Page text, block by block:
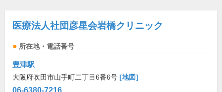
医療法人社団彦星会岩橋クリニック
所在地・電話番号
豊津駅
大阪府吹田市山手町二丁目6番6号 [地図]